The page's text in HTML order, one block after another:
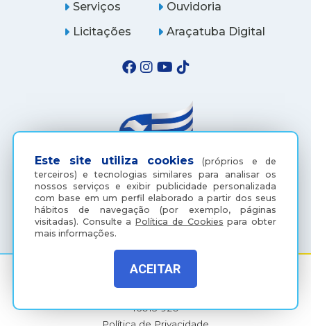
Este site utiliza cookies (próprios e de
terceiros) e tecnologias similares para analisar os
nossos serviços e exibir publicidade personalizada
com base em um perfil elaborado a partir dos seus
hábitos de navegação (por exemplo, páginas
visitadas). Consulte aPolítica de Cookies para obter
mais informações.
ACEITAR
Serviços
Licitações
Ouvidoria
Araçatuba Digital
(18) 3607-6500
16015-920